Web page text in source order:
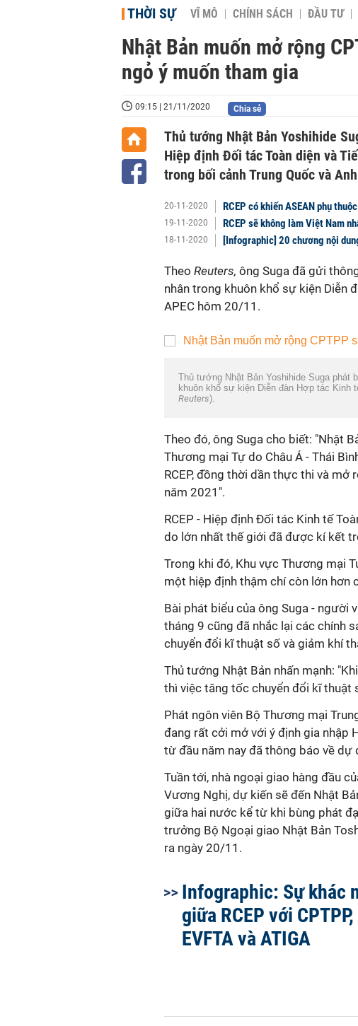
THỜI SỰ VĨ MÔ CHÍNH SÁCH ĐẦU TƯ
Nhật Bản muốn mở rộng
ngỏ ý muốn tham gia
09:15 | 21/11/2020 Chia sẻ
Thủ tướng Nhật Bản Yoshihide
Hiệp định Đối tác Toàn diện và
trong bối cảnh Trung Quốc và
20-11-2020 RCEP có khiến ASEAN phụ
19-11-2020 RCEP sẽ không làm Việt Nam
18-11-2020 [Infographic] 20 chương nội
Theo Reuters, ông Suga đã gửi
nhân trong khuôn khổ sự kiện Diễn
APEC hôm 20/11.
Thủ tướng Nhật Bản Yoshihide Suga phát
khuôn khổ sự kiện Diễn đàn Hợp tác Kinh
Reuters).
Theo đó, ông Suga cho biết: "Nhật
Thương mại Tự do Châu Á - Thái
RCEP, đồng thời dần thực thi và
năm 2021".
RCEP - Hiệp định Đối tác Kinh tế
do lớn nhất thế giới đã được kí kết
Trong khi đó, Khu vực Thương mại
một hiệp định thậm chí còn lớn hơn
Bài phát biểu của ông Suga - người
tháng 9 cũng đã nhắc lại các chính
chuyển đổi kĩ thuật số và giảm khí
Thủ tướng Nhật Bản nhấn mạnh:
thì việc tăng tốc chuyển đổi kĩ thuật
Phát ngôn viên Bộ Thương mại
đang rất cởi mở với ý định gia nhập
từ đầu năm nay đã thông báo về dự
Tuần tới, nhà ngoại giao hàng đầu
Vương Nghị, dự kiến sẽ đến Nhật
giữa hai nước kể từ khi bùng phát
trưởng Bộ Ngoại giao Nhật Bản
ra ngày 20/11.
Infographic: Sự khác
giữa RCEP với CPTPP,
EVFTA và ATIGA